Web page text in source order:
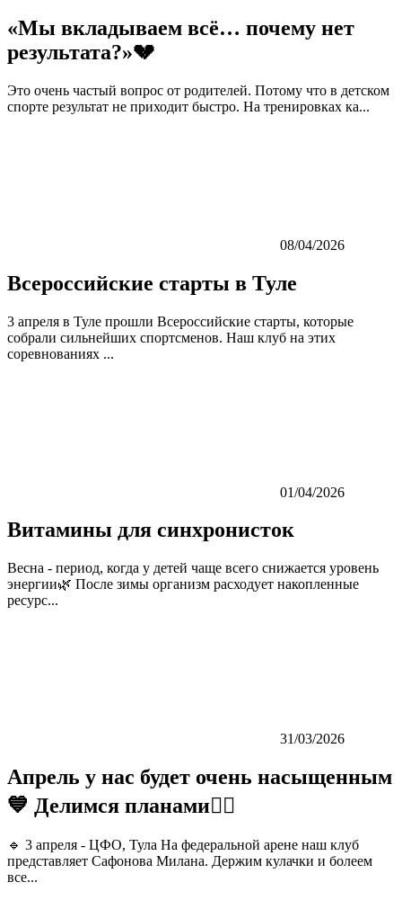
«Мы вкладываем всё… почему нет
результата?»💔
Это очень частый вопрос от родителей. Потому что в детском
спорте результат не приходит быстро. На тренировках ка...
08/04/2026
Всероссийские старты в Туле
3 апреля в Туле прошли Всероссийские старты, которые
собрали сильнейших спортсменов. Наш клуб на этих
соревнованиях ...
01/04/2026
Витамины для синхронисток
Весна - период, когда у детей чаще всего снижается уровень
энергии🌿 После зимы организм расходует накопленные
ресурс...
31/03/2026
Апрель у нас будет очень насыщенным
💙 Делимся планами👇🏼
🔹 3 апреля - ЦФО, Тула На федеральной арене наш клуб
представляет Сафонова Милана. Держим кулачки и болеем
все...